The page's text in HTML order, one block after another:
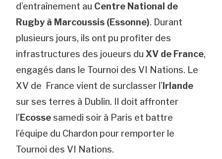
d’entraînement au Centre National de
Rugby à Marcoussis (Essonne). Durant
plusieurs jours, ils ont pu profiter des
infrastructures des joueurs duXV de France,
engagés dans le Tournoi des VI Nations. Le
XV de France vient de surclasser l’ Irlande
sur ses terres à Dublin. Il doit affronter
l’Ecossesamedi soir à Paris et battre
l’équipe du Chardon pour remporter le
Tournoi des VI Nations.